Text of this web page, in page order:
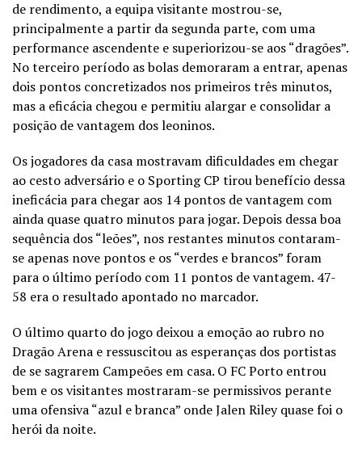
de rendimento, a equipa visitante mostrou-se,
principalmente a partir da segunda parte, com uma
performance ascendente e superiorizou-se aos “dragões”.
No terceiro período as bolas demoraram a entrar, apenas
dois pontos concretizados nos primeiros três minutos,
mas a eficácia chegou e permitiu alargar e consolidar a
posição de vantagem dos leoninos.
Os jogadores da casa mostravam dificuldades em chegar
ao cesto adversário e o Sporting CP tirou benefício dessa
ineficácia para chegar aos 14 pontos de vantagem com
ainda quase quatro minutos para jogar. Depois dessa boa
sequência dos “leões”, nos restantes minutos contaram-
se apenas nove pontos e os “verdes e brancos” foram
para o último período com 11 pontos de vantagem. 47-
58 era o resultado apontado no marcador.
O último quarto do jogo deixou a emoção ao rubro no
Dragão Arena e ressuscitou as esperanças dos portistas
de se sagrarem Campeões em casa. O FC Porto entrou
bem e os visitantes mostraram-se permissivos perante
uma ofensiva “azul e branca” onde Jalen Riley quase foi o
herói da noite.